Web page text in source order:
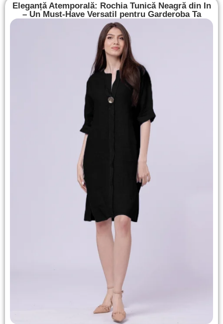
Eleganță Atemporală: Rochia Tunică Neagră din In
– Un Must-Have Versatil pentru Garderoba Ta